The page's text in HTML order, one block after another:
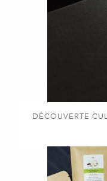
DÉCOUVERTE